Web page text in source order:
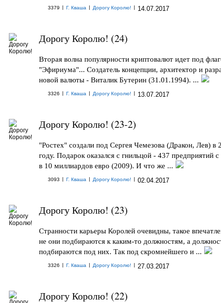
3379 | Г. Кваша | Дорогу Королю! | 14.07.2017
Дорогу Королю! (24)
Вторая волна популярности криптовалют идет под
"Эфириума"... Создатель концепции, архитектор и
новой валюты - Виталик Бутерин (31.01.1994). ...
3326 | Г. Кваша | Дорогу Королю! | 13.07.2017
Дорогу Королю! (23-2)
"Ростех" создали под Сергея Чемезова (Дракон, Лев) в
году. Подарок оказался с гнильцой - 437 предприятий
в 10 миллиардов евро (2009). И что же ...
3093 | Г. Кваша | Дорогу Королю! | 02.04.2017
Дорогу Королю! (23)
Странности карьеры Королей очевидны, такое
не они подбираются к каким-то должностям, а
подбираются под них. Так под скромнейшего и ...
3326 | Г. Кваша | Дорогу Королю! | 27.03.2017
Дорогу Королю! (22)